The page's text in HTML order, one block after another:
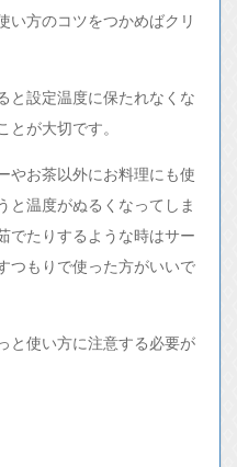
い方のコツをつかめばクリ
と設定温度に保たれなくな
とが大切です。
やお茶以外にお料理にも使
と温度がぬるくなってしま
でたりするような時はサー
つもりで使った方がいいで
と使い方に注意する必要が